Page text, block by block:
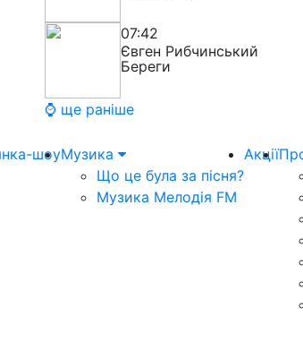
07:42
Євген Рибчинський
Береги
⌚ ще раніше
шоуМузика
Що це була за пісня?
Музика Мелодія FM
Акції